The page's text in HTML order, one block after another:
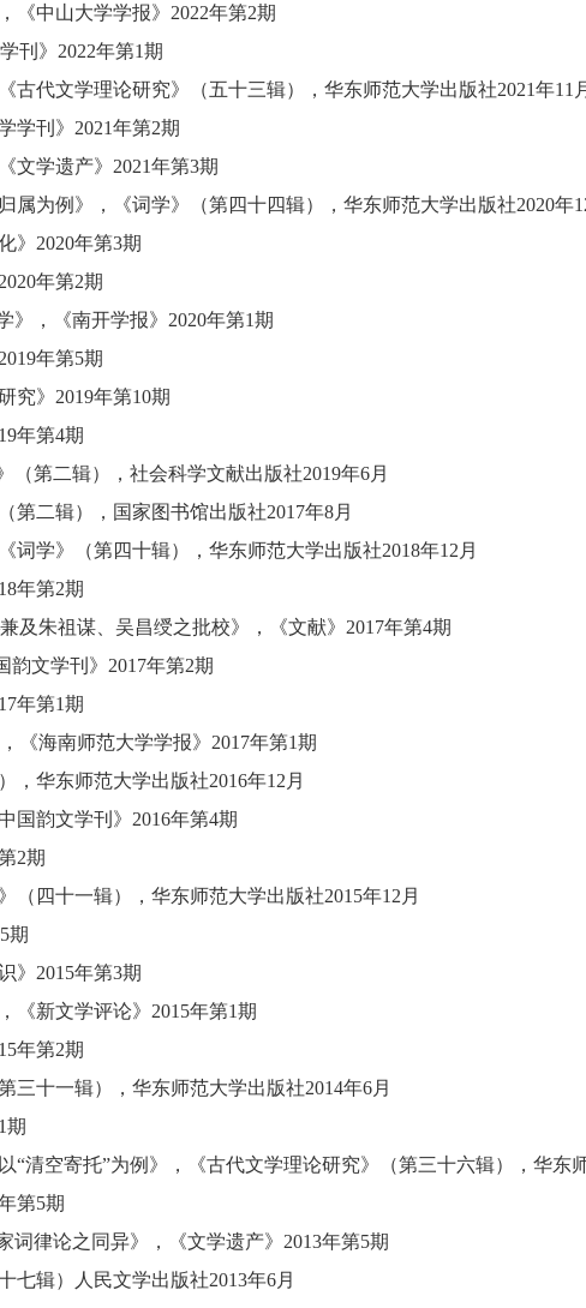
， 《中山大学学报》 2022年第2期
刊》 2022年第1期
《古代文学理论研究》（五十三辑） ， 华东师范大学出版社2021年11
学刊》 2021年第2期
《文学遗产》 2021年第3期
属为例》
， 《词学》（第四十四辑） ， 华东师范大学出版社2020年
》 2020年第3期
2020年第2期
》 ， 《南开学报》 2020年第1期
2019年第5期
究》 2019年第10期
年第4期
（第二辑） ， 社会科学文献出版社2019年6月
第二辑） ， 国家图书馆出版社2017年8月
《词学》（第四十辑） ， 华东师范大学出版社2018年12月
年第2期
朱祖谋、吴昌绶之批校》 ， 《文献》 2017年第4期
韵文学刊》 2017年第2期
年第1期
， 《海南师范大学学报》 2017年第1期
， 华东师范大学出版社2016年12月
中国韵文学刊》 2016年第4期
2期
（四十一辑） ， 华东师范大学出版社2015年12月
期
》 2015年第3期
， 《新文学评论》 2015年第1期
年第2期
三十一辑） ， 华东师范大学出版社2014年6月
期
清空寄托”为例》 ， 《古代文学理论研究》（第三十六辑） ， 华东
第5期
律论之同异》 ， 《文学遗产》 2013年第5期
七辑） 人民文学出版社2013年6月